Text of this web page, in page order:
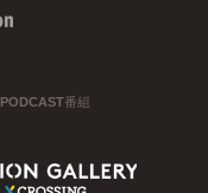
PODCAST番組